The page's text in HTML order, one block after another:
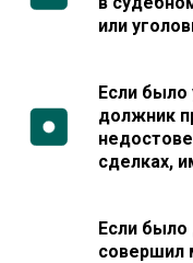
или
Если было
должник
сделках,
Если было
совершил